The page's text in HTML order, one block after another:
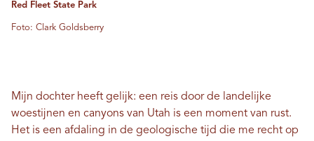
Red Fleet State Park
Foto: Clark Goldsberry
Mijn dochter heeft gelijk: een reis door de landelijke
woestijnen en canyons van Utah is een moment van rust.
Het is een afdaling in de geologische tijd die me recht op